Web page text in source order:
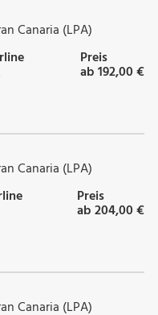
Canaria (LPA)
Preis
ab 192,00 €
Canaria (LPA)
Preis
ab 204,00 €
Canaria (LPA)